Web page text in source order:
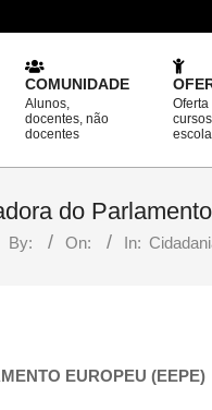
COMUNIDADE
Alunos,
docentes, não
docentes
Oferta
cursos
escola
do
By: On: In:
EUROPEU (EEPE)